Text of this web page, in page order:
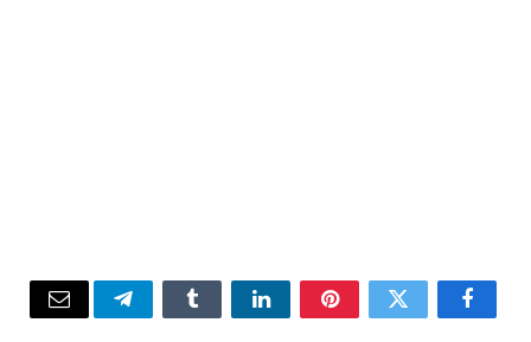
Facebook
Twitter
Pinterest
LinkedIn
Tumblr
Telegram
Email